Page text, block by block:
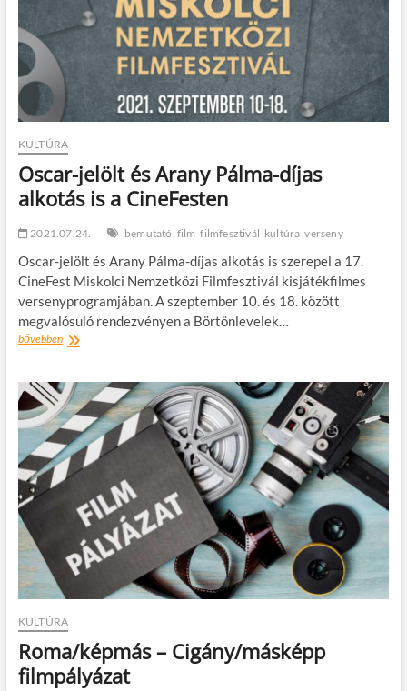
Filmfesztiválra
KULTÚRA
Oscar-jelölt és Arany Pálma-díjas
alkotás is a CineFesten
2021.07.24. bemutató film filmfesztivál kultúra verseny
Oscar-jelölt és Arany Pálma-díjas alkotás is szerepel a 17.
CineFest Miskolci Nemzetközi Filmfesztivál kisjátékfilmes
versenyprogramjában. A szeptember 10. és 18. között
megvalósuló rendezvényen a Börtönlevelek…
bővebbenOscar-
Arany
Pálma-
díjas
alkotás
is
a
CineFesten
KULTÚRA
Roma/képmás – Cigány/másképp
filmpályázat